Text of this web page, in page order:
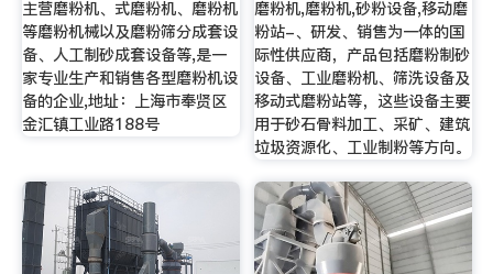
主营磨粉机、式磨粉机、磨粉机
等磨粉机械以及磨粉筛分成套设
备、人工制砂成套设备等,是一
家专业生产和销售各型磨粉机设
备的企业,地址：上海市奉贤区
金汇镇工业路188号
磨粉机,磨粉机,砂粉设备,移动磨
粉站-、研发、销售为一体的国
际性供应商，产品包括磨粉制砂
设备、工业磨粉机、筛洗设备及
移动式磨粉站等，这些设备主要
用于砂石骨料加工、采矿、建筑
垃圾资源化、工业制粉等方向。